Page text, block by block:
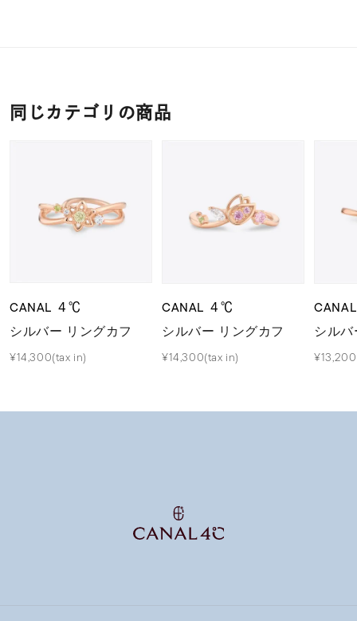
同じカテゴリの商品
CANAL ４℃
シルバー リングカフ
¥14,300(tax in)
CANAL ４℃
シルバー リングカフ
¥14,300(tax in)
シル